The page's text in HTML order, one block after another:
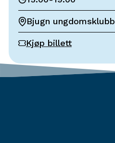
Bjugn ungdomsklubb
Kjøp billett